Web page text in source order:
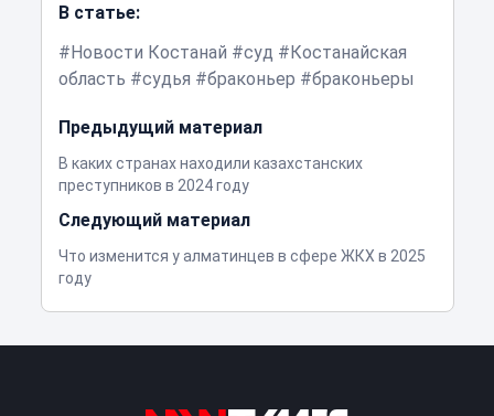
В статье:
Новости Костанай
суд
Костанайская
область
судья браконьер браконьеры
Предыдущий материал
В каких странах находили казахстанских
преступников в 2024 году
Следующий материал
Что изменится у алматинцев в сфере ЖКХ в 2025
году